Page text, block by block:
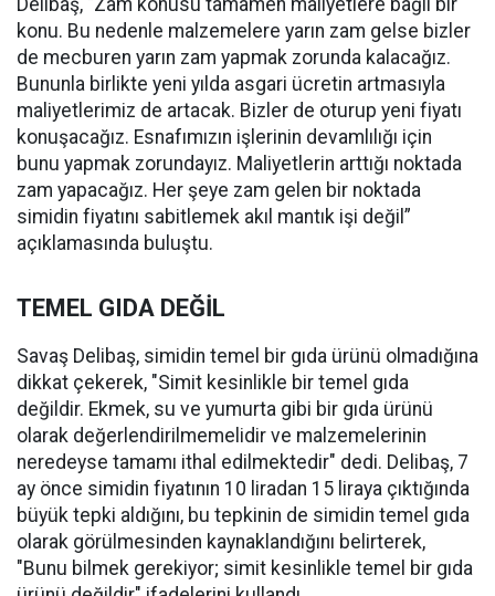
Delibaş, “Zam konusu tamamen maliyetlere bağlı bir
konu. Bu nedenle malzemelere yarın zam gelse bizler
de mecburen yarın zam yapmak zorunda kalacağız.
Bununla birlikte yeni yılda asgari ücretin artmasıyla
maliyetlerimiz de artacak. Bizler de oturup yeni fiyatı
konuşacağız. Esnafımızın işlerinin devamlılığı için
bunu yapmak zorundayız. Maliyetlerin arttığı noktada
zam yapacağız. Her şeye zam gelen bir noktada
simidin fiyatını sabitlemek akıl mantık işi değil”
açıklamasında buluştu.
TEMEL GIDA DEĞİL
Savaş Delibaş, simidin temel bir gıda ürünü olmadığına
dikkat çekerek, "Simit kesinlikle bir temel gıda
değildir. Ekmek, su ve yumurta gibi bir gıda ürünü
olarak değerlendirilmemelidir ve malzemelerinin
neredeyse tamamı ithal edilmektedir" dedi. Delibaş, 7
ay önce simidin fiyatının 10 liradan 15 liraya çıktığında
büyük tepki aldığını, bu tepkinin de simidin temel gıda
olarak görülmesinden kaynaklandığını belirterek,
"Bunu bilmek gerekiyor; simit kesinlikle temel bir gıda